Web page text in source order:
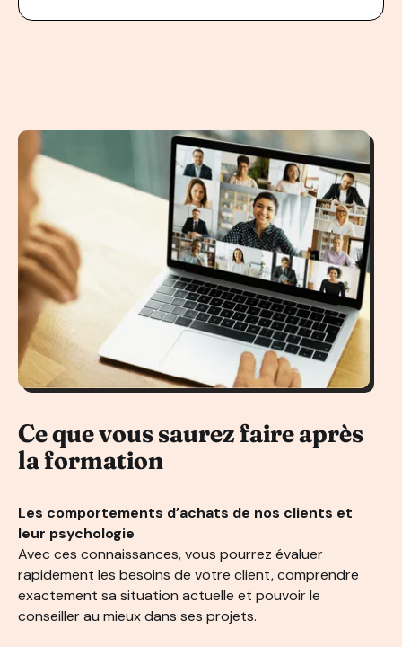
Ce que vous saurez faire après
la formation
Les comportements d’achats de nos clients et
leur psychologie
Avec ces connaissances, vous pourrez évaluer
rapidement les besoins de votre client, comprendre
exactement sa situation actuelle et pouvoir le
conseiller au mieux dans ses projets.